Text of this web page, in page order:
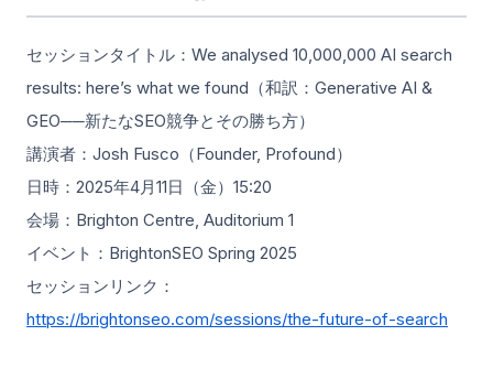
セッションタイトル：We analysed 10,000,000 AI search
results: here’s what we found（和訳：Generative AI &
GEO──新たなSEO競争とその勝ち方）
講演者：Josh Fusco（Founder, Profound）
日時：2025年4月11日（金）15:20
会場：Brighton Centre, Auditorium 1
イベント：BrightonSEO Spring 2025
セッションリンク：
https://brightonseo.com/sessions/the-future-of-search